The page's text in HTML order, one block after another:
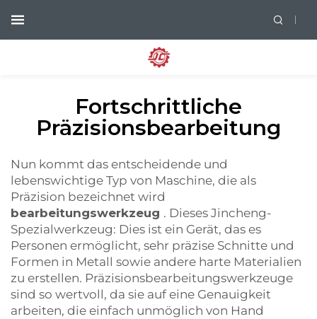
Fortschrittliche
Präzisionsbearbeitung
Nun kommt das entscheidende und
lebenswichtige Typ von Maschine, die als
Präzision bezeichnet wird
bearbeitungswerkzeug . Dieses Jincheng-
Spezialwerkzeug: Dies ist ein Gerät, das es
Personen ermöglicht, sehr präzise Schnitte und
Formen in Metall sowie andere harte Materialien
zu erstellen. Präzisionsbearbeitungswerkzeuge
sind so wertvoll, da sie auf eine Genauigkeit
arbeiten, die einfach unmöglich von Hand